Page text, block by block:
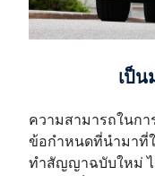
เป็
ความสามารถในกา
ข้อกำหนดที่นำมาที่
ทำสัญญาฉบับใหม่